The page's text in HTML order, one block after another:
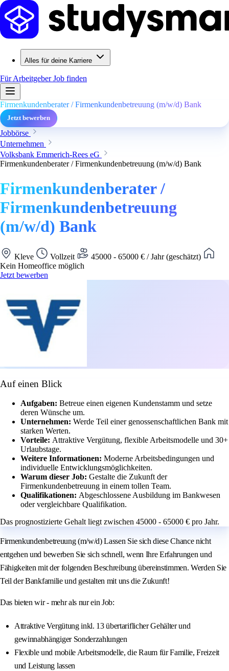
Alles für deine Karriere
Für ArbeitgeberJob finden
Firmenkundenberater / Firmenkundenbetreuung (m/w/d) Bank
Jetzt bewerben
Jobbörse
Unternehmen
Volksbank Emmerich-Rees eG
Firmenkundenberater / Firmenkundenbetreuung (m/w/d) Bank
Firmenkundenberater /
Firmenkundenbetreuung
(m/w/d) Bank
Kleve Vollzeit
45000 - 65000 € / Jahr (geschätzt)
Kein Homeoffice möglich
Jetzt bewerben
Auf einen Blick
Aufgaben: Betreue einen eigenen Kundenstamm und setze
deren Wünsche um.
Unternehmen: Werde Teil einer genossenschaftlichen Bank mit
starken Werten.
Vorteile: Attraktive Vergütung, flexible Arbeitsmodelle und 30+
Urlaubstage.
Weitere Informationen: Moderne Arbeitsbedingungen und
individuelle Entwicklungsmöglichkeiten.
Warum dieser Job: Gestalte die Zukunft der
Firmenkundenbetreuung in einem tollen Team.
Qualifikationen: Abgeschlossene Ausbildung im Bankwesen
oder vergleichbare Qualifikation.
Das prognostizierte Gehalt liegt zwischen 45000 - 65000 € pro Jahr.
Firmenkundenbetreuung (m/w/d) Lassen Sie sich diese Chance nicht
entgehen und bewerben Sie sich schnell, wenn Ihre Erfahrungen und
Fähigkeiten mit der folgenden Beschreibung übereinstimmen. Werden Sie
Teil der Bankfamilie und gestalten mit uns die Zukunft!
Das bieten wir - mehr als nur ein Job:
Attraktive Vergütung inkl. 13 übertariflicher Gehälter und
gewinnabhängiger Sonderzahlungen
Flexible und mobile Arbeitsmodelle, die Raum für Familie, Freizeit
und Leistung lassen